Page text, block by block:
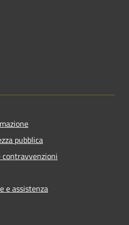
pubblica
e assistenza